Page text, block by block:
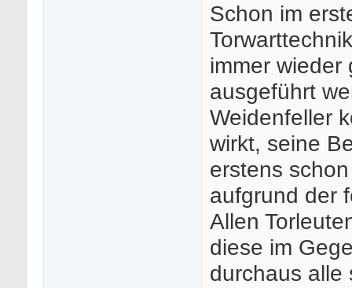
Schon im
immer wieder
ausgeführt
Weidenfeller
wirkt, seine
erstens
aufgrund der
Allen
diese im
durchaus alle